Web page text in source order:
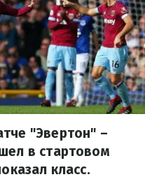
"Эвертон" –
в стартовом
класс.